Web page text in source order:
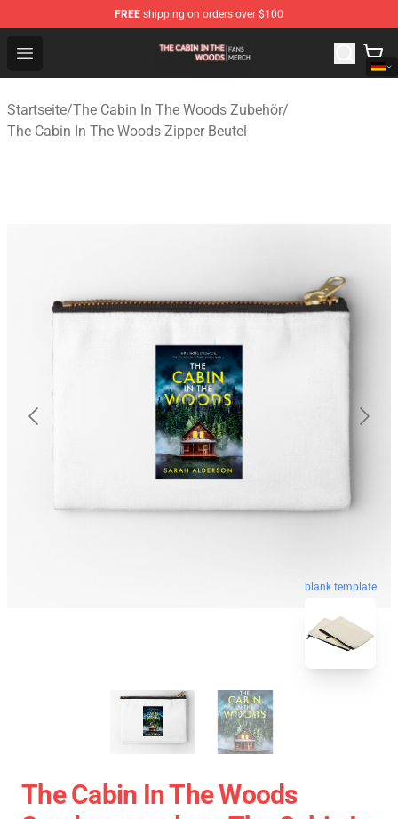
FREE shipping on orders over $100
Open menu
The Cabin In The Woods Shop - Official The Cabin In
Startseite/The Cabin In The Woods Zubehör/
The Cabin In The Woods Zipper Beutel
blank template
The Cabin In The Woods